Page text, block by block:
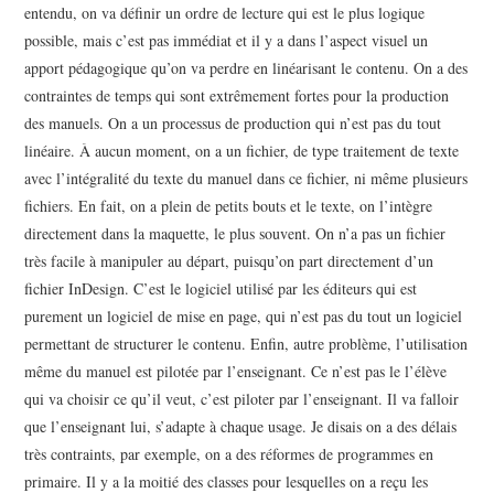
entendu, on va définir un ordre de lecture qui est le plus logique
possible, mais c’est pas immédiat et il y a dans l’aspect visuel un
apport pédagogique qu’on va perdre en linéarisant le contenu. On a des
contraintes de temps qui sont extrêmement fortes pour la production
des manuels. On a un processus de production qui n’est pas du tout
linéaire. À aucun moment, on a un fichier, de type traitement de texte
avec l’intégralité du texte du manuel dans ce fichier, ni même plusieurs
fichiers. En fait, on a plein de petits bouts et le texte, on l’intègre
directement dans la maquette, le plus souvent. On n’a pas un fichier
très facile à manipuler au départ, puisqu’on part directement d’un
fichier InDesign. C’est le logiciel utilisé par les éditeurs qui est
purement un logiciel de mise en page, qui n’est pas du tout un logiciel
permettant de structurer le contenu. Enfin, autre problème, l’utilisation
même du manuel est pilotée par l’enseignant. Ce n’est pas le l’élève
qui va choisir ce qu’il veut, c’est piloter par l’enseignant. Il va falloir
que l’enseignant lui, s’adapte à chaque usage. Je disais on a des délais
très contraints, par exemple, on a des réformes de programmes en
primaire. Il y a la moitié des classes pour lesquelles on a reçu les